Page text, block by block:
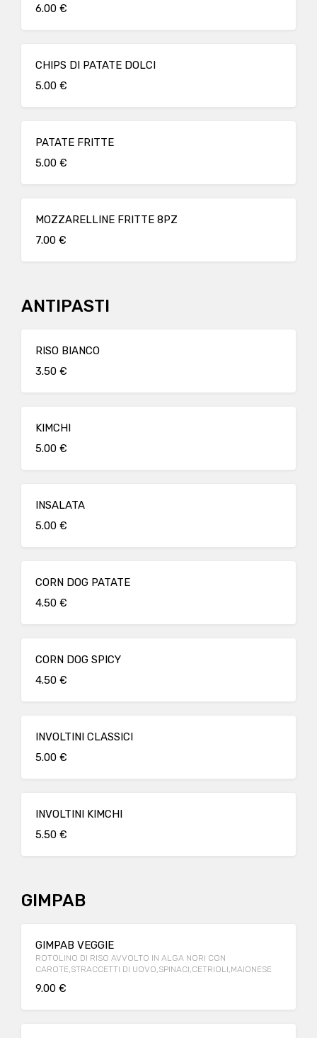
6.00 €
CHIPS DI PATATE DOLCI
5.00 €
PATATE FRITTE
5.00 €
MOZZARELLINE FRITTE 8PZ
7.00 €
ANTIPASTI
RISO BIANCO
3.50 €
KIMCHI
5.00 €
INSALATA
5.00 €
CORN DOG PATATE
4.50 €
CORN DOG SPICY
4.50 €
INVOLTINI CLASSICI
5.00 €
INVOLTINI KIMCHI
5.50 €
GIMPAB
GIMPAB VEGGIE
ROTOLINO DI RISO AVVOLTO IN ALGA NORI CON
CAROTE,STRACCETTI DI UOVO,SPINACI,CETRIOLI,MAIONESE
9.00 €